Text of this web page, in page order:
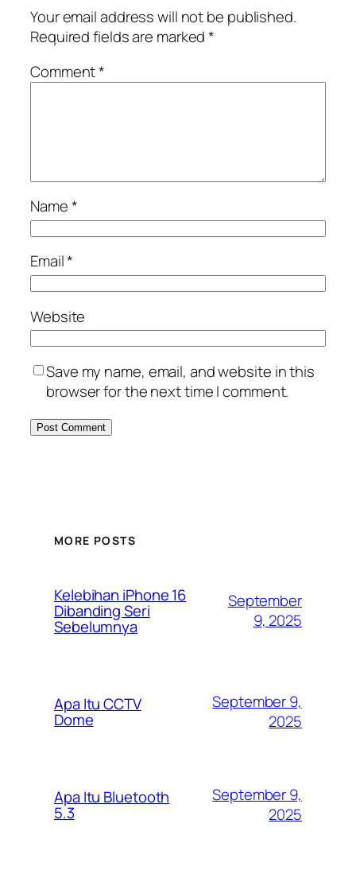
Your email address will not be published.
Required fields are marked*
Comment*
Name*
Email*
Website
Save my name, email, and website in this
browser for the next time I comment.
MORE POSTS
Kelebihan iPhone 16
Dibanding Seri
Sebelumnya
September
9, 2025
Apa Itu CCTV
Dome
September 9,
2025
Apa Itu Bluetooth
5.3
September 9,
2025